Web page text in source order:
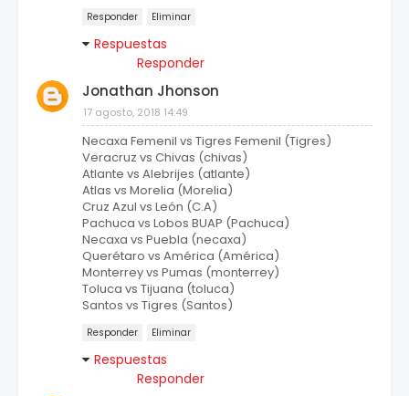
Responder Eliminar
Respuestas
Responder
Jonathan Jhonson
17 agosto, 2018 14:49
Necaxa Femenil vs Tigres Femenil (Tigres)
Veracruz vs Chivas (chivas)
Atlante vs Alebrijes (atlante)
Atlas vs Morelia (Morelia)
Cruz Azul vs León (C.A)
Pachuca vs Lobos BUAP (Pachuca)
Necaxa vs Puebla (necaxa)
Querétaro vs América (América)
Monterrey vs Pumas (monterrey)
Toluca vs Tijuana (toluca)
Santos vs Tigres (Santos)
Responder Eliminar
Respuestas
Responder